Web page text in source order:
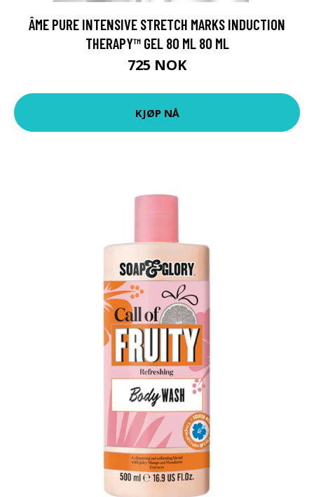
ÂME PURE INTENSIVE STRETCH MARKS INDUCTION
THERAPY™ GEL 80 ML 80 ML
725 NOK
KJØP NÅ